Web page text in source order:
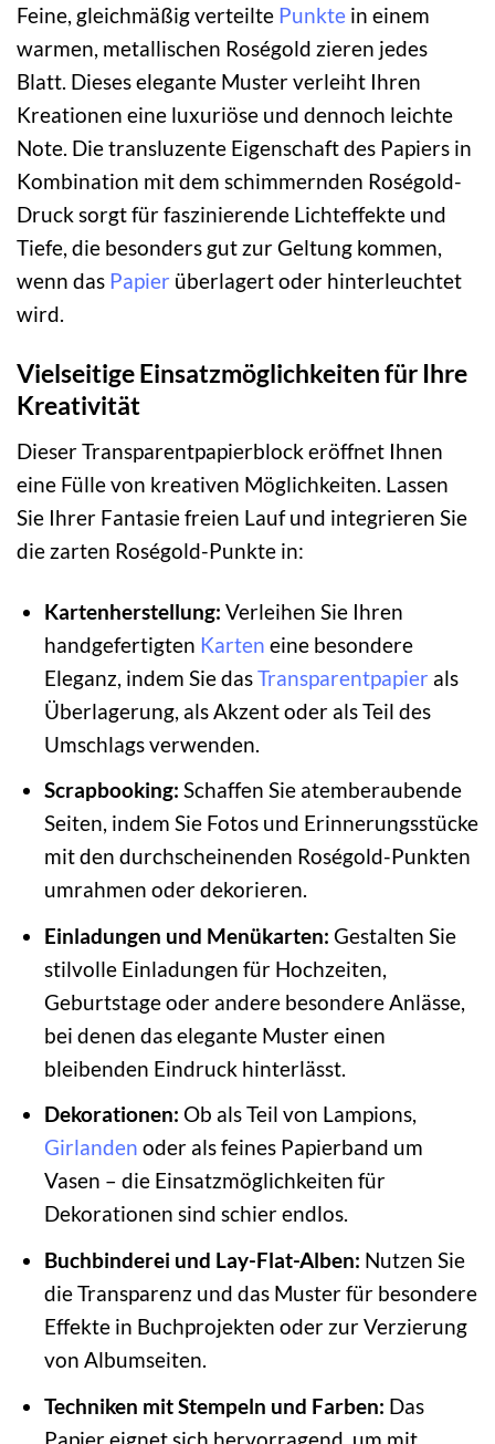
Feine, gleichmäßig verteilte Punkte in einem
warmen, metallischen Roségold zieren jedes
Blatt. Dieses elegante Muster verleiht Ihren
Kreationen eine luxuriöse und dennoch leichte
Note. Die transluzente Eigenschaft des Papiers in
Kombination mit dem schimmernden Roségold-
Druck sorgt für faszinierende Lichteffekte und
Tiefe, die besonders gut zur Geltung kommen,
wenn das Papier überlagert oder hinterleuchtet
wird.
Vielseitige Einsatzmöglichkeiten für Ihre
Kreativität
Dieser Transparentpapierblock eröffnet Ihnen
eine Fülle von kreativen Möglichkeiten. Lassen
Sie Ihrer Fantasie freien Lauf und integrieren Sie
die zarten Roségold-Punkte in:
Kartenherstellung: Verleihen Sie Ihren
handgefertigten Karten eine besondere
Eleganz, indem Sie dasTransparentpapier als
Überlagerung, als Akzent oder als Teil des
Umschlags verwenden.
Scrapbooking: Schaffen Sie atemberaubende
Seiten, indem Sie Fotos und Erinnerungsstücke
mit den durchscheinenden Roségold-Punkten
umrahmen oder dekorieren.
Einladungen und Menükarten: Gestalten Sie
stilvolle Einladungen für Hochzeiten,
Geburtstage oder andere besondere Anlässe,
bei denen das elegante Muster einen
bleibenden Eindruck hinterlässt.
Dekorationen: Ob als Teil von Lampions,
Girlanden oder als feines Papierband um
Vasen – die Einsatzmöglichkeiten für
Dekorationen sind schier endlos.
Buchbinderei und Lay-Flat-Alben: Nutzen Sie
die Transparenz und das Muster für besondere
Effekte in Buchprojekten oder zur Verzierung
von Albumseiten.
Techniken mit Stempeln und Farben: Das
Papier eignet sich hervorragend, um mit